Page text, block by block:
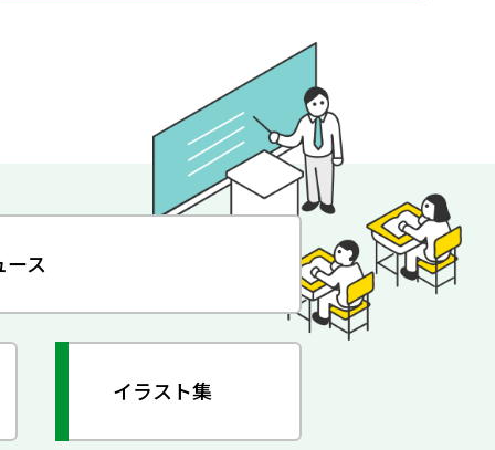
ース
イラスト集